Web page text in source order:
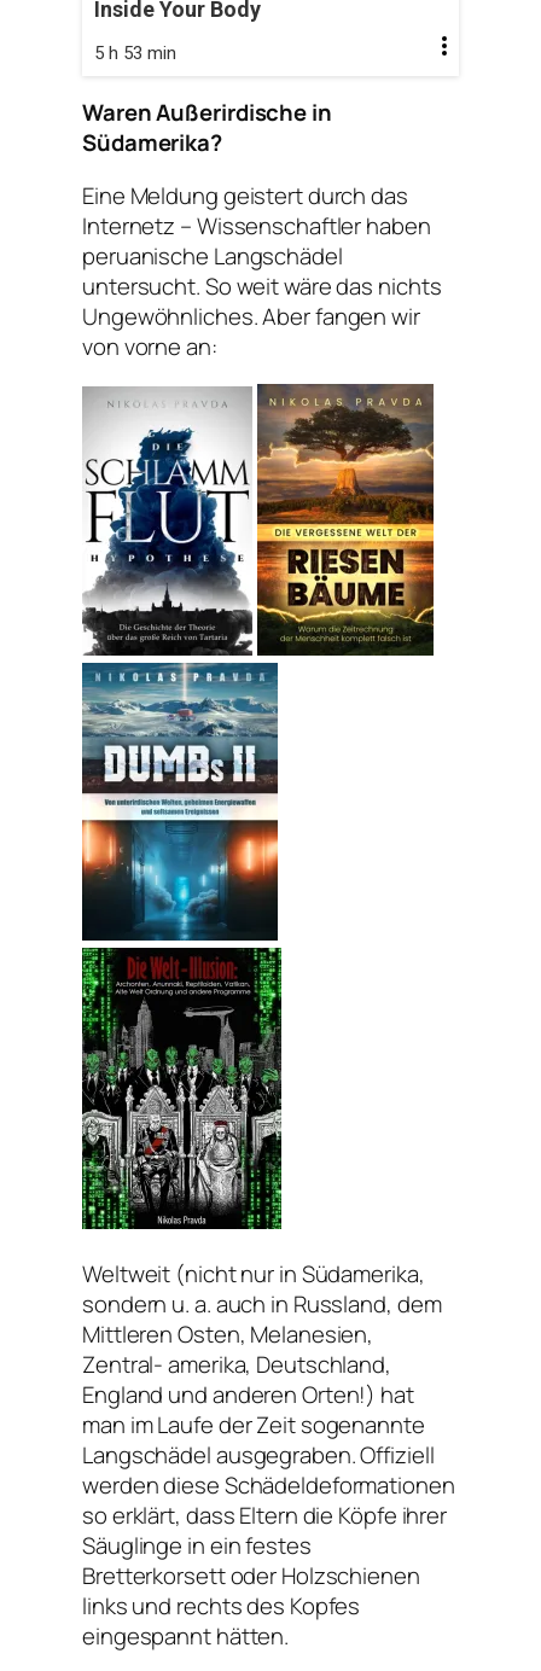
Inside Your Body
5 h 53 min
Waren Außerirdische in
Südamerika?
Eine Meldung geistert durch das
Internetz – Wissenschaftler haben
peruanische Langschädel
untersucht. So weit wäre das nichts
Ungewöhnliches. Aber fangen wir
von vorne an:
Weltweit (nicht nur in Südamerika,
sondern u. a. auch in Russland, dem
Mittleren Osten, Melanesien,
Zentral- amerika, Deutschland,
England und anderen Orten!) hat
man im Laufe der Zeit sogenannte
Langschädel ausgegraben. Offiziell
werden diese Schädeldeformationen
so erklärt, dass Eltern die Köpfe ihrer
Säuglinge in ein festes
Bretterkorsett oder Holzschienen
links und rechts des Kopfes
eingespannt hätten.